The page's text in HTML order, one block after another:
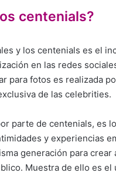
centenials?
y los centenials es el
en las redes
para fotos es realizada
de las celebrities.
parte de centenials, es
y experiencias
generación para crear
Muestra de ello es el